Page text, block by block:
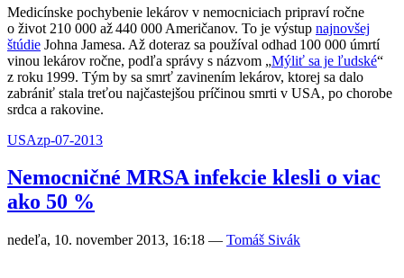
Medicínske pochybenie lekárov v nemocniciach pripraví ročne
o život 210 000 až 440 000 Američanov. To je výstup najnovšej
štúdie Johna Jamesa. Až doteraz sa používal odhad 100 000 úmrtí
vinou lekárov ročne, podľa správy s názvom „Mýliť sa je ľudské“
z roku 1999. Tým by sa smrť zavinením lekárov, ktorej sa dalo
zabrániť stala treťou najčastejšou príčinou smrti v USA, po chorobe
srdca a rakovine.
USAzp-07-2013
Nemocničné MRSA infekcie klesli o viac
ako 50 %
nedeľa, 10. november 2013, 16:18 — Tomáš Sivák